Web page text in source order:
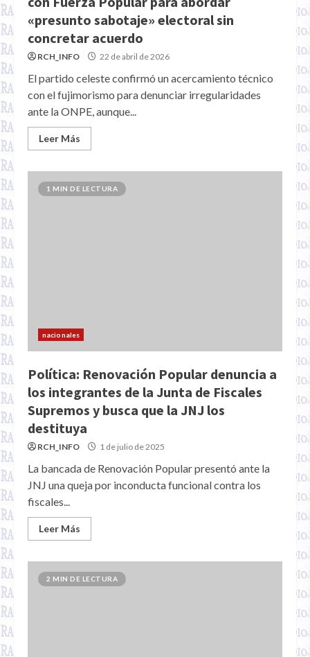
«presunto sabotaje» electoral sin
concretar acuerdo
RCH_INFO 22 de abril de 2026
El partido celeste confirmó un acercamiento técnico
con el fujimorismo para denunciar irregularidades
ante la ONPE, aunque...
Leer Más
1 MIN DE LECTURA
nacionales
Política: Renovación Popular denuncia a
los integrantes de la Junta de Fiscales
Supremos y busca que la JNJ los
destituya
RCH_INFO 1 de julio de 2025
La bancada de Renovación Popular presentó ante la
JNJ una queja por inconducta funcional contra los
fiscales...
Leer Más
2 MIN DE LECTURA